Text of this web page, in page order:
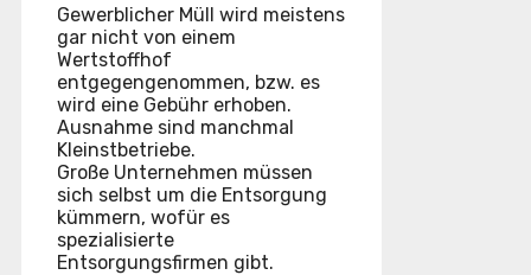
Gewerblicher Müll wird meistens
gar nicht von einem
Wertstoffhof
entgegengenommen, bzw. es
wird eine Gebühr erhoben.
Ausnahme sind manchmal
Kleinstbetriebe.
Große Unternehmen müssen
sich selbst um die Entsorgung
kümmern, wofür es
spezialisierte
Entsorgungsfirmen gibt.